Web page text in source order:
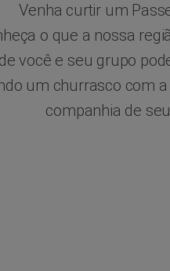
Venha curtir um
o que a nossa
você e seu grupo
um churrasco com
companhia de